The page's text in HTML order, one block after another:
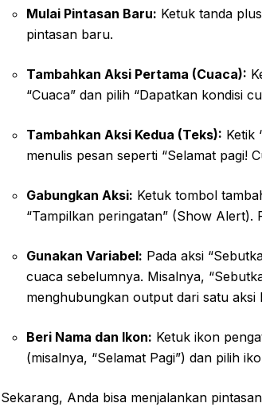
Mulai Pintasan Baru: Ketuk tanda
pintasan baru.
Tambahkan Aksi Pertama (Cuaca):
“Cuaca” dan pilih “Dapatkan kondisi
Tambahkan Aksi Kedua (Teks): Ketik
menulis pesan seperti “Selamat pagi!
Gabungkan Aksi: Ketuk tombol
“Tampilkan peringatan” (Show Alert).
Gunakan Variabel: Pada aksi
cuaca sebelumnya. Misalnya,
menghubungkan output dari satu aksi
Beri Nama dan Ikon: Ketuk ikon
(misalnya, “Selamat Pagi”) dan pilih
Sekarang, Anda bisa menjalankan